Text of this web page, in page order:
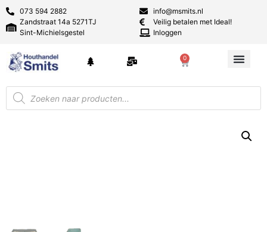
073 594 2882
Zandstraat 14a 5271TJ
Sint-Michielsgestel
info@msmits.nl
Veilig betalen met Ideal!
Inloggen
0